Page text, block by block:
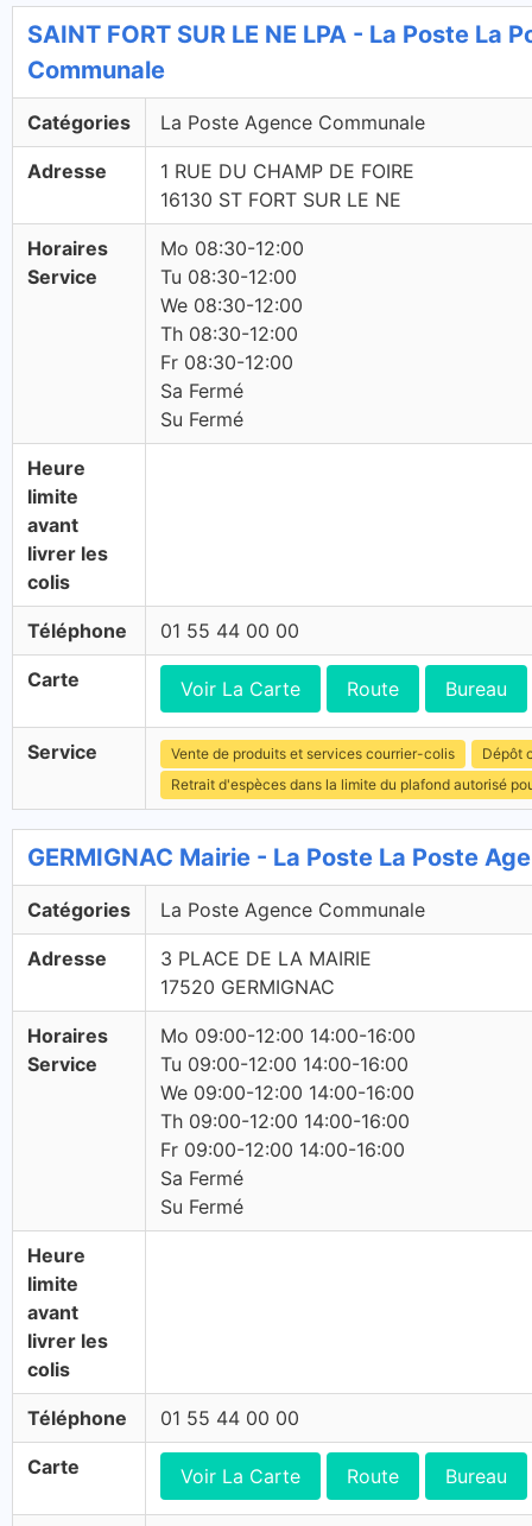
SAINT FORT SUR LE NE LPA - La Poste La
Communale
Catégories La Poste Agence Communale
Adresse
1 RUE DU CHAMP DE FOIRE
16130 ST FORT SUR LE NE
Horaires
Service
Mo 08:30-12:00
Tu 08:30-12:00
We 08:30-12:00
Th 08:30-12:00
Fr 08:30-12:00
Sa Fermé
Su Fermé
Heure
limite
avant
livrer les
colis
Téléphone 01 55 44 00 00
Carte Voir La Carte Route Bureau
Service Vente de produits et services courrier-colis
Dépôt
Retrait d'espèces dans la limite du plafond autorisé
GERMIGNAC Mairie - La Poste La Poste
Catégories La Poste Agence Communale
Adresse
3 PLACE DE LA MAIRIE
17520 GERMIGNAC
Horaires
Service
Mo 09:00-12:00 14:00-16:00
Tu 09:00-12:00 14:00-16:00
We 09:00-12:00 14:00-16:00
Th 09:00-12:00 14:00-16:00
Fr 09:00-12:00 14:00-16:00
Sa Fermé
Su Fermé
Heure
limite
avant
livrer les
colis
Téléphone 01 55 44 00 00
Carte Voir La Carte Route Bureau